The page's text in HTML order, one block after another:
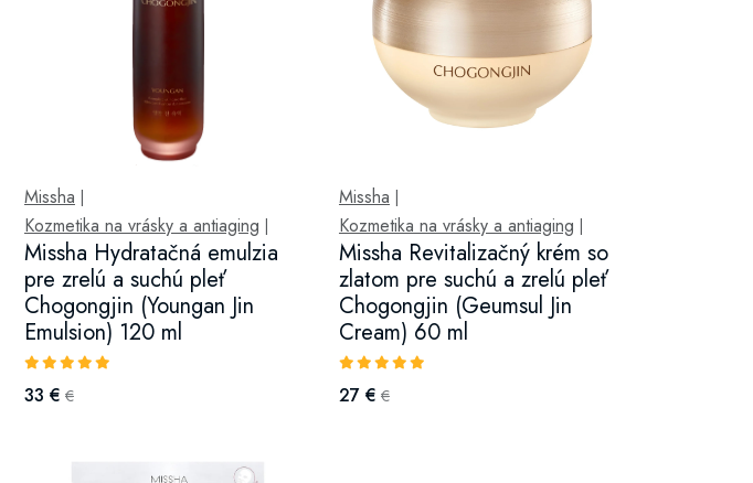
Missha
Kozmetika na vrásky a antiaging
Missha Hydratačná emulzia
pre zrelú a suchú pleť
Chogongjin (Youngan Jin
Emulsion) 120 ml
33 € €
Missha
Kozmetika na vrásky a antiaging
Missha Revitalizačný krém so
zlatom pre suchú a zrelú pleť
Chogongjin (Geumsul Jin
Cream) 60 ml
27 € €